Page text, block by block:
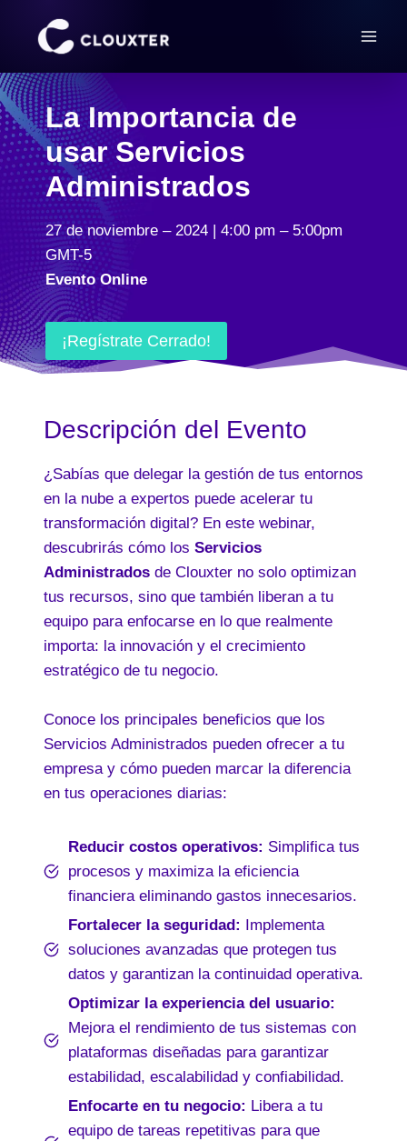
contenido
La Importancia de
usar Servicios
Administrados
27 de noviembre – 2024 | 4:00 pm – 5:00pm
GMT-5
Evento Online
¡Regístrate Cerrado!
Descripción del Evento
¿Sabías que delegar la gestión de tus entornos
en la nube a expertos puede acelerar tu
transformación digital? En este webinar,
descubrirás cómo los Servicios
Administrados de Clouxter no solo optimizan
tus recursos, sino que también liberan a tu
equipo para enfocarse en lo que realmente
importa: la innovación y el crecimiento
estratégico de tu negocio.
Conoce los principales beneficios que los
Servicios Administrados pueden ofrecer a tu
empresa y cómo pueden marcar la diferencia
en tus operaciones diarias:
Reducir costos operativos: Simplifica tus
procesos y maximiza la eficiencia
financiera eliminando gastos innecesarios.
Fortalecer la seguridad:
Implementa
soluciones avanzadas que protegen tus
datos y garantizan la continuidad operativa.
Optimizar la experiencia del usuario:
Mejora el rendimiento de tus sistemas con
plataformas diseñadas para garantizar
estabilidad, escalabilidad y confiabilidad.
Enfocarte en tu negocio: Libera a tu
equipo de tareas repetitivas para que